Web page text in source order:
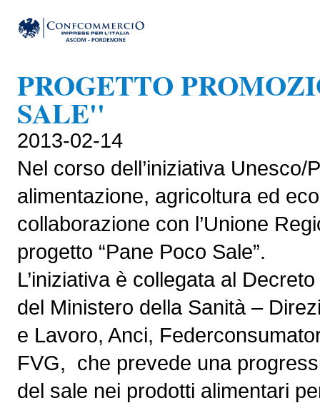
PROGETTO
SALE''
2013-02-14
Nel corso dell’iniziativa Unesco/
alimentazione, agricoltura ed
collaborazione con l’Unione
progetto “Pane Poco Sale”.
L’iniziativa è collegata al
del Ministero della Sanità –
e Lavoro, Anci,
FVG, che prevede una
del sale nei prodotti alimentari